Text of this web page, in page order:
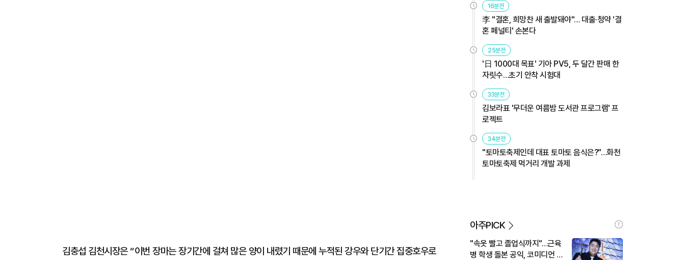
김충섭 김천시장은 “이번 장마는 장기간에 걸쳐 많은 양이 내렸기 때문에 누적된 강우와 단기간 집중호우로
16분전
李 "결혼, 희망찬 새 출발돼야"… 대출·청약 '결
혼 페널티' 손본다
25분전
'日 1000대 목표' 기아 PV5, 두 달간 판매 한
자릿수…초기 안착 시험대
33분전
김보라표 '무더운 여름밤 도서관 프로그램' 프
로젝트
34분전
"토마토축제인데 대표 토마토 음식은?"…화천
토마토축제 먹거리 개발 과제
아주PICK
"속옷 빨고 졸업식까지"…근육
병 학생 돌본 공익, 코미디언 김